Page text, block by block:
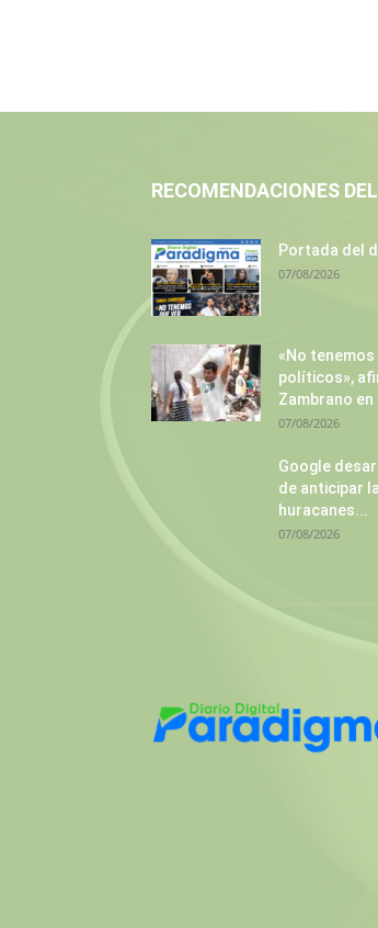
RECOMENDACIONES
Portada del
07/08/2026
«No
políticos»,
Zambrano en
07/08/2026
Google
de anticipar
huracanes...
07/08/2026